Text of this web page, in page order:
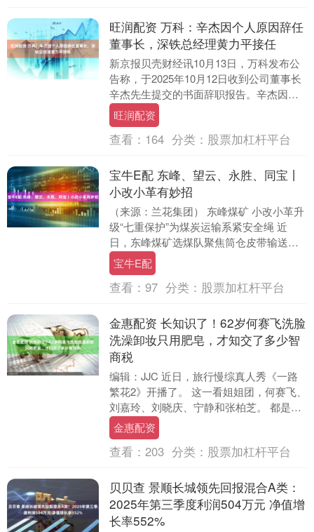
旺润配资 万科：辛杰因个人原因辞任
董事长，深铁总经理黄力平接任
新京报贝壳财经讯10月13日，万科发布公
告称，于2025年10月12日收到公司董事长
辛杰先生提交的书面辞职报告。辛杰因个
人原因申请辞任本公司非执行董事及董事
长职....
旺润配资
查看： 164 分类： 股票加杠杆平台
宝牛E配 东峰、望云、永胜、同宝丨
小改小革有妙招
（来源：兰花集团） 东峰煤矿 小改小革升
级“七重保护”为煤炭运输系紧安全绳 近
日，东峰煤矿选煤队聚焦筒仓皮带输送系
统安全痛点，以“小改小革”推动设备防护升
级，在....
宝牛E配
查看： 97 分类： 股票加杠杆平台
金惠配资 长知识了！62岁何赛飞洗脸
洗澡卸妆只用肥皂，才知交了多少智
商税
编辑：JJC 近日，旅行慢综真人秀《一路
繁花2》开播了。 这一看姐姐团，何赛飞、
刘嘉玲、刘晓庆、宁静和张柏芝。 都是熟
悉的面孔们，而弟弟团则是柯淳、邵子恒
两人比....
金惠配资
查看： 203 分类： 股票加杠杆平台
贝贝查 景顺长城领先回报混合A类：
2025年第三季度利润504万元 净值增
长率552%